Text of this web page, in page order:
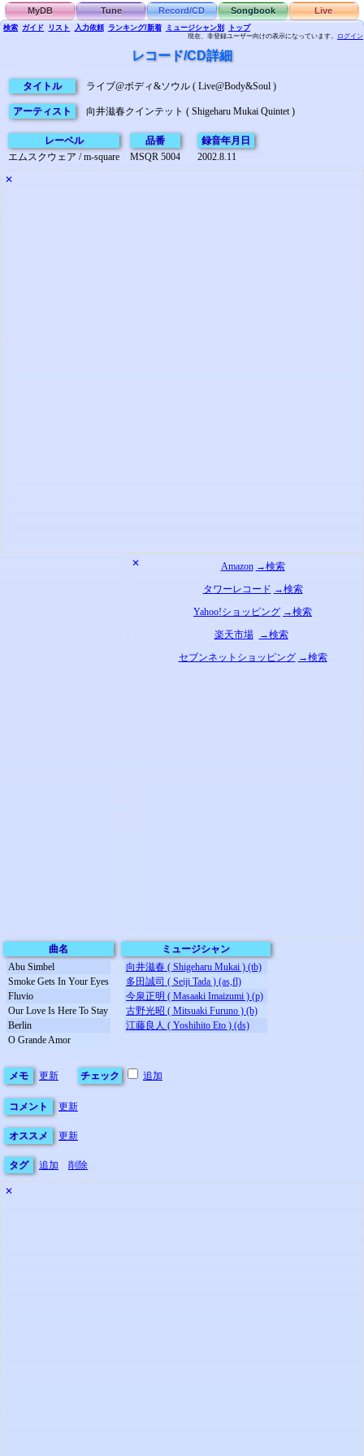
MyDB Tune Record/CD Songbook Live
検索 ガイド リスト 入力依頼 ランキング/新着 ミュージシャン別 トップ
現在、非登録ユーザー向けの表示になっています。 ログイン
レコード/CD詳細
タイトル ライブ@ボディ&ソウル ( Live@Body&Soul )
アーティスト 向井滋春クインテット ( Shigeharu Mukai Quintet )
レーベル
エムスクウェア / m-square
品番
MSQR 5004
録音年月日
2002.8.11
✕
✕ Amazon →検索
タワーレコード →検索
Yahoo!ショッピング →検索
楽天市場
→検索
セブンネットショッピング →検索
曲名
Abu Simbel
Smoke Gets In Your Eyes
Fluvio
Our Love Is Here To Stay
Berlin
O Grande Amor
ミュージシャン
向井滋春 ( Shigeharu Mukai ) (tb)
多田誠司 ( Seiji Tada ) (as,fl)
今泉正明 ( Masaaki Imaizumi ) (p)
古野光昭 ( Mitsuaki Furuno ) (b)
江藤良人 ( Yoshihito Eto ) (ds)
メモ 更新 チェック 追加
コメント 更新
オススメ 更新
タグ 追加 削除
✕